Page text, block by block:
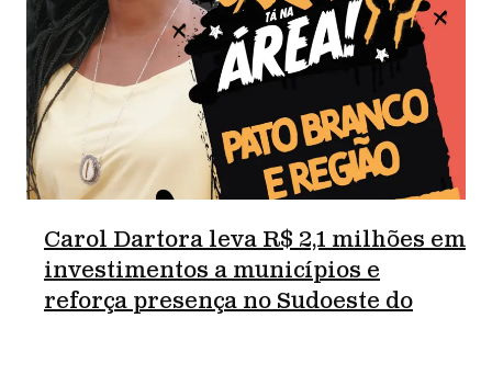
Carol Dartora leva R$ 2,1 milhões em
investimentos a municípios e
reforça presença no Sudoeste do